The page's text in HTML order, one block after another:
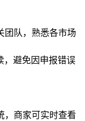
团队，熟悉各市场
，避免因申报错误
，商家可实时查看